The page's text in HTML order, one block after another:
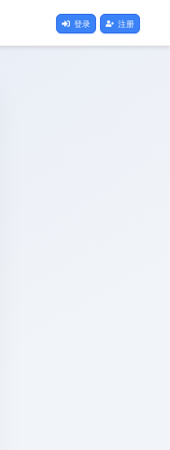
登录 注册